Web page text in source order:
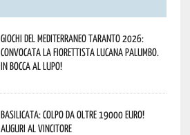
Giochi del Mediterraneo Taranto 2026:
convocata la fiorettista lucana Palumbo.
In bocca al lupo!
Basilicata: colpo da oltre 19000 Euro!
Auguri al vincitore